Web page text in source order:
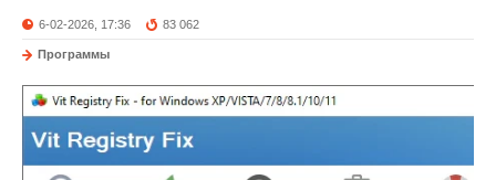
6-02-2026, 17:36 83 062
Программы